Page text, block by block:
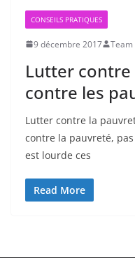
CONSEILS PRATIQUES
9 décembre 2017 Team
Lutter contre
contre les
Lutter contre la
contre la pauvreté,
est lourde ces
Read More